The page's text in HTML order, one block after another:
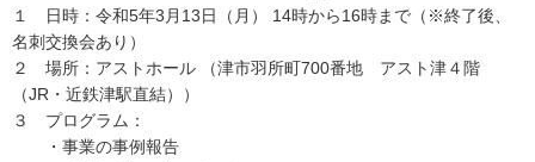
１ 日時：令和5年3月13日（月） 14時から16時まで（※終了後、
名刺交換会あり）
２ 場所：アストホール （津市羽所町700番地 アスト津４階
（JR・近鉄津駅直結））
３ プログラム：
・事業の事例報告